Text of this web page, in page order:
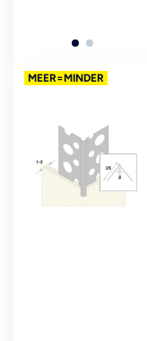
MEER=MINDER